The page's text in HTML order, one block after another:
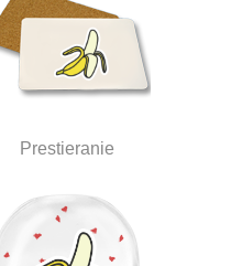
Prestieranie